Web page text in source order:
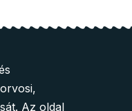
Az oldal